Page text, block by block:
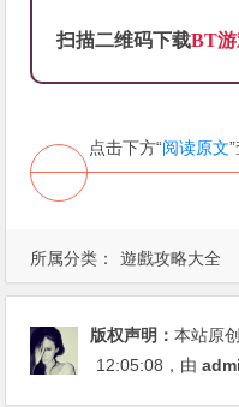
所属分类： 遊戲攻略大全
扫描二维码下载BT
点击下方“阅读原文
版权声明：本站原
12:05:08 ，由